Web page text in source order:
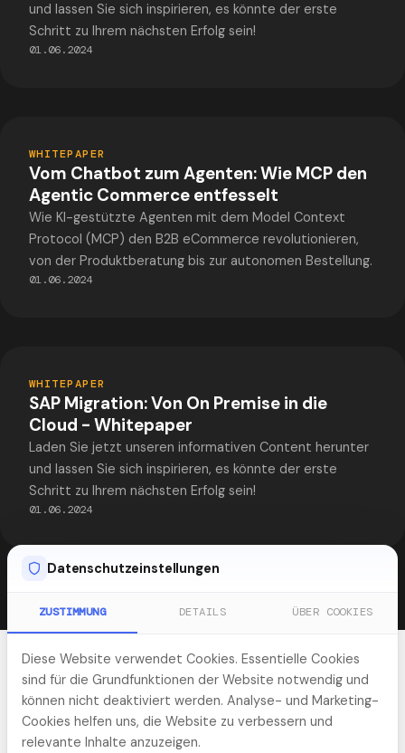
und lassen Sie sich inspirieren, es könnte der erste
Schritt zu Ihrem nächsten Erfolg sein!
01.06.2024
WHITEPAPER
Vom Chatbot zum Agenten: Wie MCP den
Agentic Commerce entfesselt
Wie KI-gestützte Agenten mit dem Model Context
Protocol (MCP) den B2B eCommerce revolutionieren,
von der Produktberatung bis zur autonomen Bestellung.
01.06.2024
WHITEPAPER
SAP Migration: Von On Premise in die
Cloud - Whitepaper
Laden Sie jetzt unseren informativen Content herunter
und lassen Sie sich inspirieren, es könnte der erste
Schritt zu Ihrem nächsten Erfolg sein!
01.06.2024
Alle Downloads
Expertenwissen live
Datenschutzeinstellungen
ZUSTIMMUNG DETAILS ÜBER COOKIES
Diese Website verwendet Cookies. Essentielle Cookies
sind für die Grundfunktionen der Website notwendig und
können nicht deaktiviert werden. Analyse- und Marketing-
Cookies helfen uns, die Website zu verbessern und
relevante Inhalte anzuzeigen.